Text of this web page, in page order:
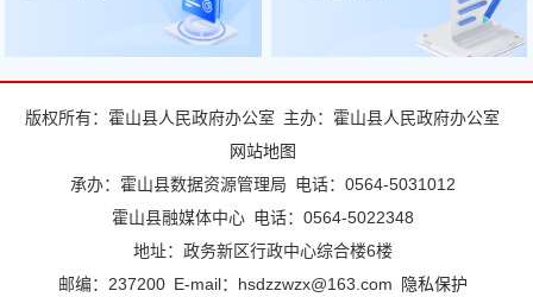
版权所有：霍山县人民政府办公室 主办：霍山县人民政府办公室
网站地图
承办：霍山县数据资源管理局 电话：0564-5031012
霍山县融媒体中心 电话：0564-5022348
地址：政务新区行政中心综合楼6楼
邮编：237200 E-mail：hsdzzwzx@163.com 隐私保护